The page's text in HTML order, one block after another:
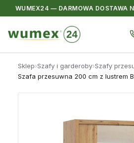
WUMEX24 — DARMOWA DOSTAWA
Sklep›Szafy i garderoby›Szafy
Szafa przesuwna 200 cm z lustrem